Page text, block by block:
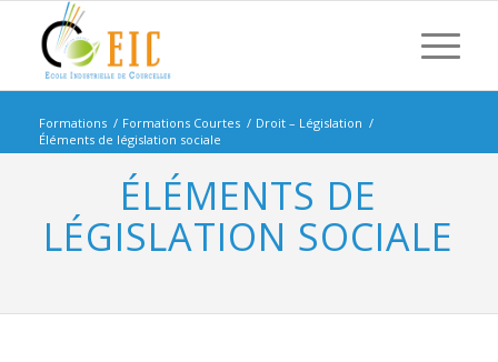
Formations / Formations Courtes / Droit – Législation /
Éléments de législation sociale
ÉLÉMENTS DE
LÉGISLATION SOCIALE